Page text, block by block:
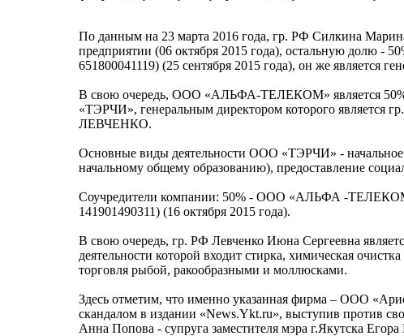
По данным на 23 марта 2016 года, гр. РФ Силкина
предприятии (06 октября 2015 года), остальную долю -
651800041119) (25 сентября 2015 года), он же является
В свою очередь, ООО «АЛЬФА-ТЕЛЕКОМ» является
«ТЭРЧИ», генеральным директором которого является
ЛЕВЧЕНКО.
Основные виды деятельности ООО «ТЭРЧИ» - начальное
начальному общему образованию), предоставление
Соучредители компании: 50% - ООО «АЛЬФА -
141901490311) (16 октября 2015 года).
В свою очередь, гр. РФ Левченко Июна Сергеевна
деятельности которой входит стирка, химическая
торговля рыбой, ракообразными и моллюсками.
Здесь отметим, что именно указанная фирма – ООО
скандалом в издании «News.Ykt.ru», выступив против
Анна Попова - супруга заместителя мэра г.Якутска